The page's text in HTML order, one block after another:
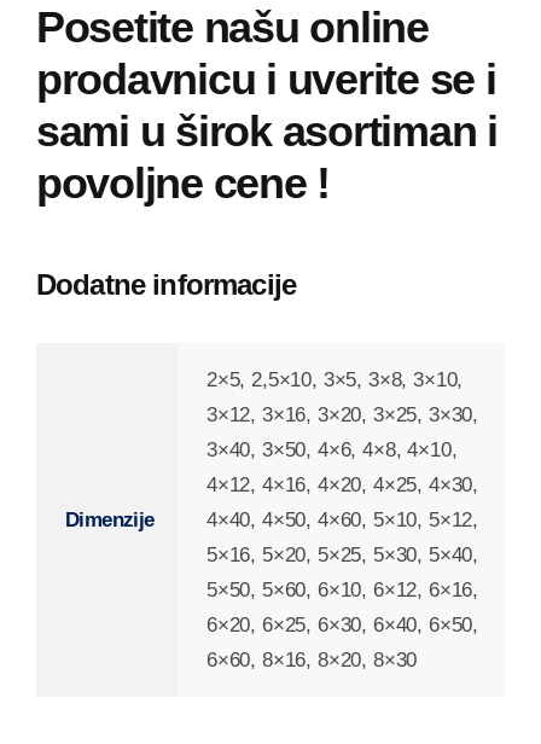
Posetite našu online
prodavnicu i uverite se i
sami u širok asortiman i
povoljne cene !
Dodatne informacije
Dimenzije
2×5, 2,5×10, 3×5, 3×8, 3×10,
3×12, 3×16, 3×20, 3×25, 3×30,
3×40, 3×50, 4×6, 4×8, 4×10,
4×12, 4×16, 4×20, 4×25, 4×30,
4×40, 4×50, 4×60, 5×10, 5×12,
5×16, 5×20, 5×25, 5×30, 5×40,
5×50, 5×60, 6×10, 6×12, 6×16,
6×20, 6×25, 6×30, 6×40, 6×50,
6×60, 8×16, 8×20, 8×30